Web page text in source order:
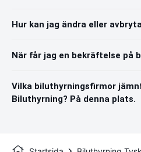
Hur kan jag ändra eller
När får jag en bekräftelse på
Vilka biluthyrningsfirmor
Biluthyrning? På denna plats.